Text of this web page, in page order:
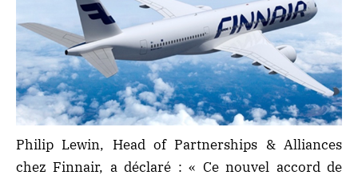
Philip Lewin, Head of Partnerships & Alliances
chez Finnair, a déclaré : « Ce nouvel accord de